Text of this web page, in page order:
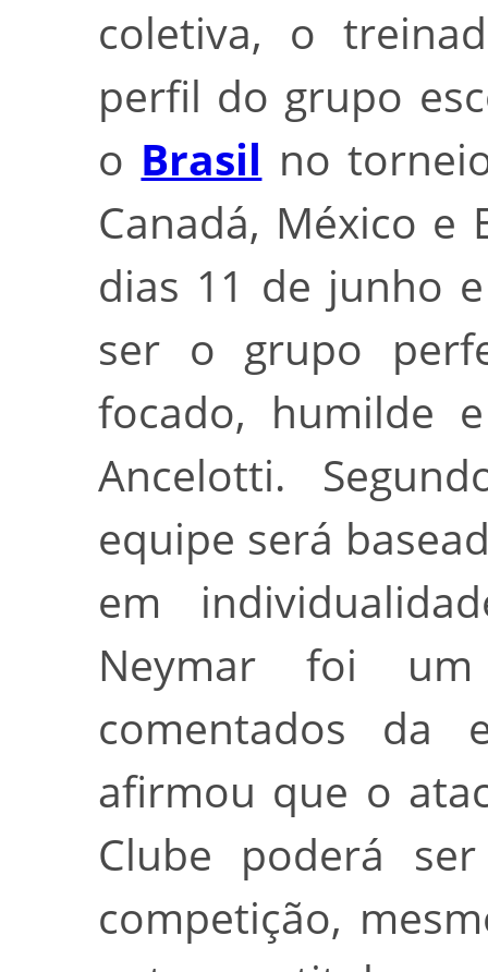
coletiva, o
perfil do grupo
o Brasil no
Canadá, México e
dias 11 de junho
ser o grupo
focado, humilde
Ancelotti.
equipe será
em
Neymar foi
comentados da
afirmou que o
Clube poderá
competição,